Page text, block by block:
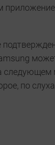
следующем
по